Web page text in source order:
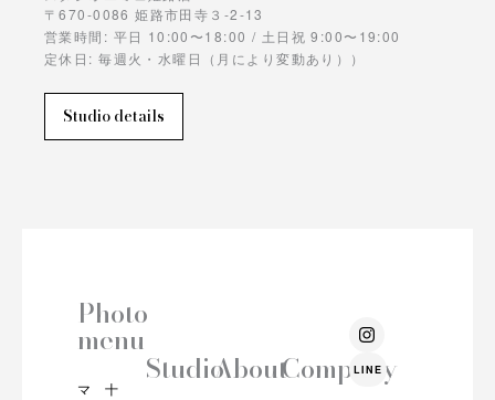
〒670-0086 姫路市田寺３-2-13
営業時間: 平日 10:00〜18:00 / 土日祝 9:00〜19:00
定休日: 毎週火・水曜日（月により変動あり））
Studio details
Photo
menu
マ
十
StudioAboutCompany
I
n
s
t
LINE